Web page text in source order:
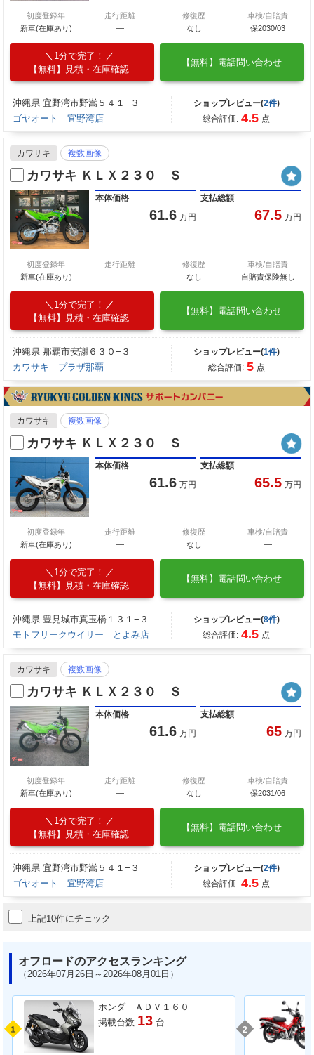
初度登録年
新車(在庫あり)
走行距離
―
修復歴
なし
車検/自賠責
保2030/03
1分で完了！
【無料】見積・在庫確認
【無料】電話問い合わせ
沖縄県 宜野湾市野嵩５４１−３
ゴヤオート 宜野湾店
ショップレビュー(2件)
総合評価: 4.5 点
カワサキ 複数画像
カワサキ ＫＬＸ２３０ Ｓ
本体価格
61.6 万円
支払総額
67.5 万円
初度登録年
新車(在庫あり)
走行距離
―
修復歴
なし
車検/自賠責
自賠責保険無し
1分で完了！
【無料】見積・在庫確認
【無料】電話問い合わせ
沖縄県 那覇市安謝６３０−３
カワサキ プラザ那覇
ショップレビュー(1件)
総合評価: 5 点
カワサキ 複数画像
カワサキ ＫＬＸ２３０ Ｓ
本体価格
61.6 万円
支払総額
65.5 万円
初度登録年
新車(在庫あり)
走行距離
―
修復歴
なし
車検/自賠責
―
1分で完了！
【無料】見積・在庫確認
【無料】電話問い合わせ
沖縄県 豊見城市真玉橋１３１−３
モトフリークウイリー とよみ店
ショップレビュー(8件)
総合評価: 4.5 点
カワサキ 複数画像
カワサキ ＫＬＸ２３０ Ｓ
本体価格
61.6 万円
支払総額
65 万円
初度登録年
新車(在庫あり)
走行距離
―
修復歴
なし
車検/自賠責
保2031/06
1分で完了！
【無料】見積・在庫確認
【無料】電話問い合わせ
沖縄県 宜野湾市野嵩５４１−３
ゴヤオート 宜野湾店
ショップレビュー(2件)
総合評価: 4.5 点
上記10件にチェック
オフロードのアクセスランキング
（2026年07月26日～2026年08月01日）
1
ホンダ ＡＤＶ１６０
掲載台数 13 台
2